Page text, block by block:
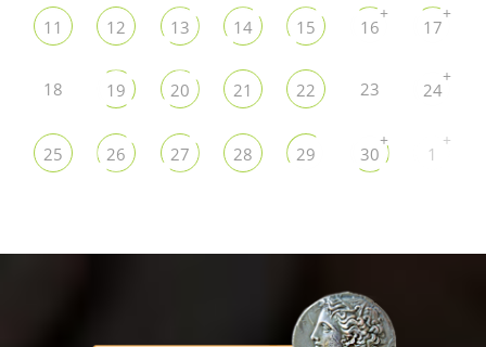
11 12 13 14 15 16
+
17
+
18 19 20 21 22 23 24
+
25 26 27 28 29 30
+
1
+